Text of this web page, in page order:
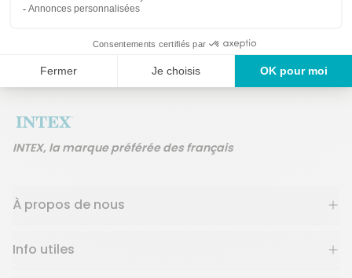
Un service en France
ans
INTEX, la marque préférée des français
À propos de nous
Info utiles